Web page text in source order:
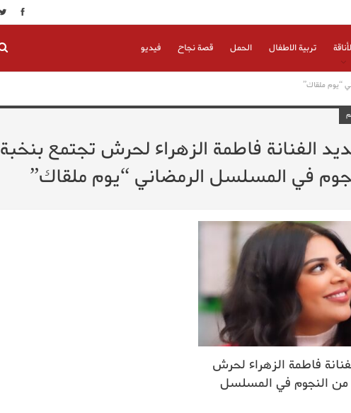
تربية الاطفال الحمل قصة نجاح فيديو
“يوم ملقاك”
الفنانة فاطمة الزهراء لحرش تجتمع بنخبة
في المسلسل الرمضاني “يوم ملقاك”
فاطمة الزهراء لحرش
من النجوم في المسلسل